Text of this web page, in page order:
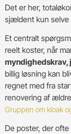
Det er her,
sjældent kun selve
Et centralt
reelt koster, når
myndighedskrav,
billig løsning kan
regnet med fra
renovering af
Gruppen om kloak
De poster, der